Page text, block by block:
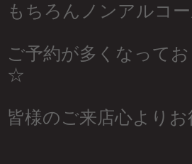
もちろんノンアルコ
ご予約が多くなって
☆
皆様のご来店心より